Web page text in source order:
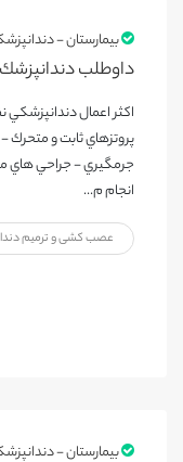
بیمارستان -
داوطلب دندانپزشك (
اكثر اعمال دندانپزشكي
پروتزهاي ثابت و متحرك
جرمگيري - جراحي هاي
انجام م...
عصب کشی و ترمیم
بیمارستان -